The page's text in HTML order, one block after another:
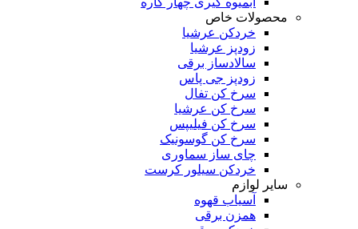
محصولات خاص
خردکن عرشیا
زودپز عرشیا
سالادساز برقی
زودپز جی پاس
سرخ کن تفال
سرخ کن عرشیا
سرخ کن فیلیپس
سرخ کن گوسونیک
چای ساز سماوری
خردکن سیلور کرست
سایر لوازم
آسیاب قهوه
همزن برقی